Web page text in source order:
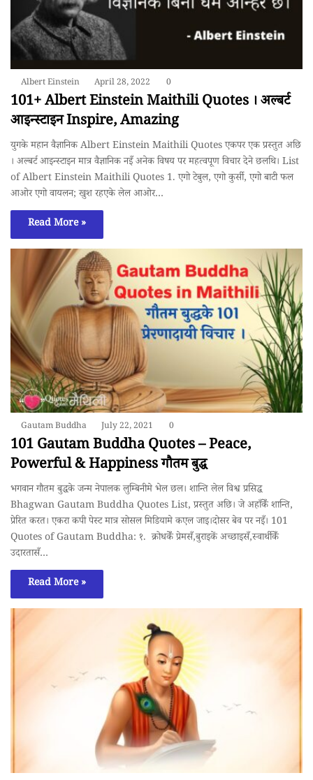
Albert Einstein April 28, 2022 0
101+ Albert Einstein Maithili Quotes । अल्बर्ट
आइन्स्टाइन Inspire, Amazing
युगके महान वैज्ञानिक Albert Einstein Maithili Quotes एकपर एक प्रस्तुत अछि
। अल्बर्ट आइन्स्टाइन मात्र वैज्ञानिक नइँ अनेक विषय पर महत्वपूण विचार देने छलथि। List
of Albert Einstein Maithili Quotes 1. एगो टेबुल, एगो कुर्सी, एगो बाटी फल
आओर एगो वायलन; खुश रहएके लेल आओर…
Read More »
Gautam Buddha July 22, 2021 0
101 Gautam Buddha Quotes – Peace,
Powerful & Happiness गाैतम बुद्ध
भगवान गाैतम बुद्धके जन्म नेपालक लुम्बिनीमे भेल छल। शान्ति लेल विश्व प्रसिद्ध
Bhagwan Gautam Buddha Quotes List, प्रस्तुत अछि। जे अहाँकेँ शान्ति,
प्रेरित करत। एकरा कपी पेस्ट मात्र सोसल मिडियामे कएल जाइ।दोसर बेव पर नइँ। 101
Quotes of Gautam Buddha: १. क्रोधकेँ प्रेमसँ,बुराइकें अच्छाइसँ,स्वार्थीकेँ
उदारतासँ…
Read More »